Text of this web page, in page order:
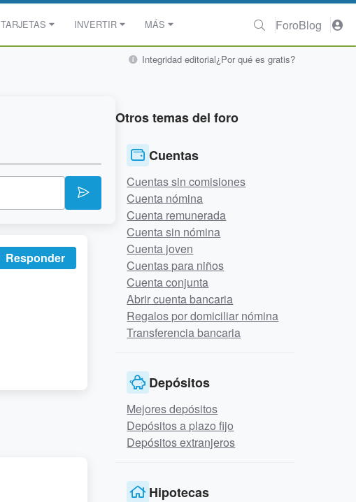
TARJETAS INVERTIR MÁS ForoBlog
Integridad editorial¿Por qué es gratis?
Responder
Otros temas del foro
Cuentas
Cuentas sin comisiones
Cuenta nómina
Cuenta remunerada
Cuenta sin nómina
Cuenta joven
Cuentas para niños
Cuenta conjunta
Abrir cuenta bancaria
Regalos por domiciliar nómina
Transferencia bancaria
Depósitos
Mejores depósitos
Depósitos a plazo fijo
Depósitos extranjeros
Hipotecas